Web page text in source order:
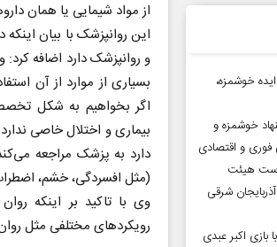
از مواد شیمایی یا همان
این روانپزشک با بیان اینکه
و روانپزشک دارد اضافه
بسیاری از موارد از آن
اگر بخواهیم به شکل
بیماری و اختلال خاصی
دارد به پزشک مراجعه
(مثل افسردگی، خشم،
وی با تاکید بر اینکه
رویکرد‌های مختلفی مثل
برای شام چی درست کنم؟ | ۲۵ ایده خوشمزه،
کنم؟ | ۲۰ پیشنهاد خوشمزه و
فوری و اقتصادی
هیئت
شرقی
اکبر عبدی